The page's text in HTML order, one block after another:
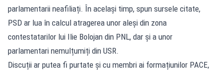
parlamentarii neafiliați. În același timp, spun sursele citate,
PSD ar lua în calcul atragerea unor aleși din zona
contestatarilor lui Ilie Bolojan din PNL, dar și a unor
parlamentari nemulțumiți din USR.
Discuții ar putea fi purtate și cu membri ai formațiunilor PACE,